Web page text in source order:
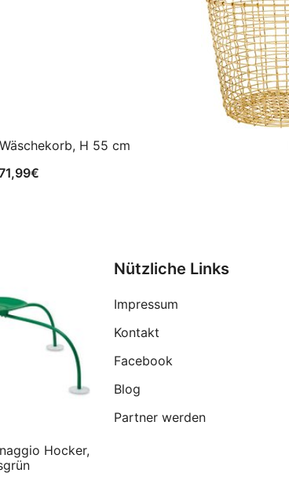
H 55 cm
€
Hocker,
Nützliche Links
Impressum
Kontakt
Facebook
Blog
Partner werden